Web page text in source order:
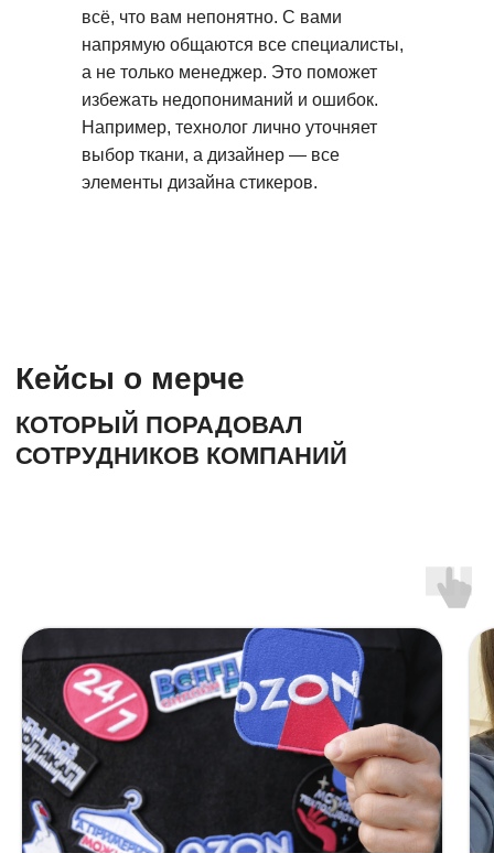
всё, что вам непонятно. С вами
напрямую общаются все специалисты,
а не только менеджер. Это поможет
избежать недопониманий и ошибок.
Например, технолог лично уточняет
выбор ткани, а дизайнер — все
элементы дизайна стикеров.